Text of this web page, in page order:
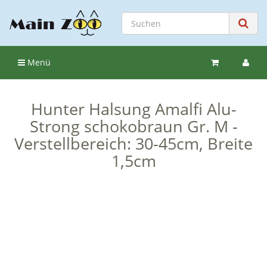
Menü
Hunter Halsung Amalfi Alu-
Strong schokobraun Gr. M -
Verstellbereich: 30-45cm, Breite
1,5cm